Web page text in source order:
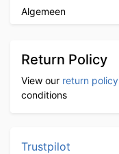
Algemeen
Return Policy
View our return policy
conditions
Trustpilot